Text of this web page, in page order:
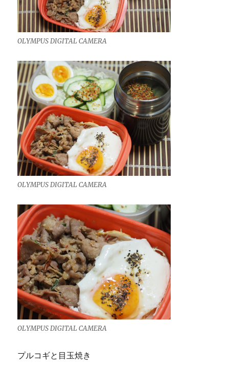
OLYMPUS DIGITAL CAMERA
OLYMPUS DIGITAL CAMERA
OLYMPUS DIGITAL CAMERA
プルコギと目玉焼き